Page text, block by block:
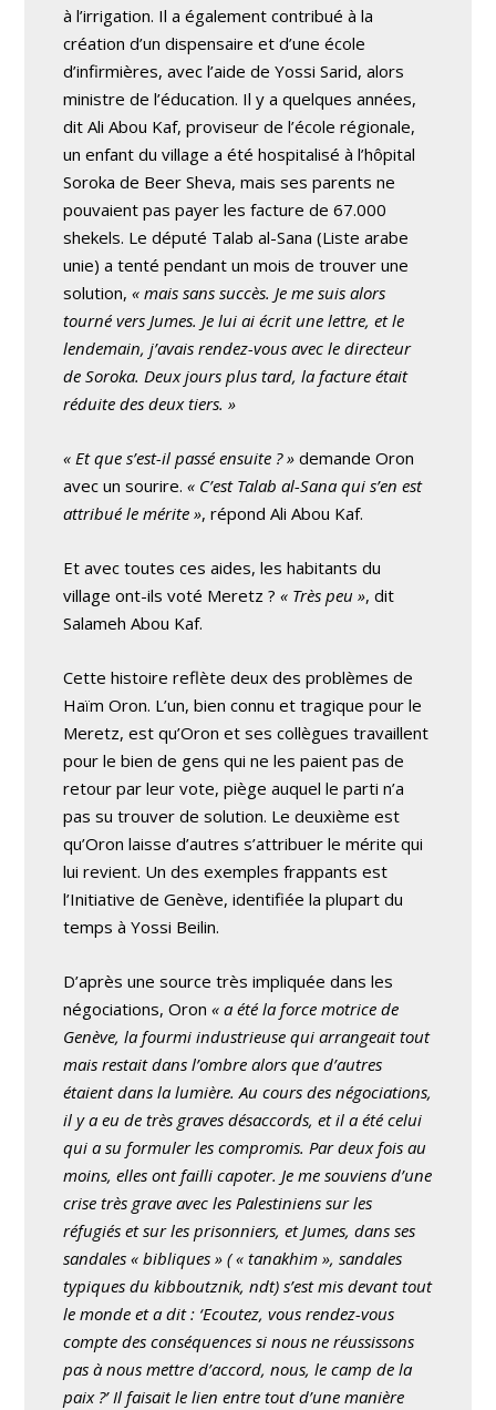
à l’irrigation. Il a également contribué à la
création d’un dispensaire et d’une école
d’infirmières, avec l’aide de Yossi Sarid, alors
ministre de l’éducation. Il y a quelques années,
dit Ali Abou Kaf, proviseur de l’école régionale,
un enfant du village a été hospitalisé à l’hôpital
Soroka de Beer Sheva, mais ses parents ne
pouvaient pas payer les facture de 67.000
shekels. Le député Talab al-Sana (Liste arabe
unie) a tenté pendant un mois de trouver une
solution,« mais sans succès. Je me suis alors
tourné vers Jumes. Je lui ai écrit une lettre, et le
lendemain, j’avais rendez-vous avec le directeur
de Soroka. Deux jours plus tard, la facture était
réduite des deux tiers. »
« Et que s’est-il passé ensuite ? » demande Oron
avec un sourire.« C’est Talab al-Sana qui s’en est
attribué le mérite », répond Ali Abou Kaf.
Et avec toutes ces aides, les habitants du
village ont-ils voté Meretz ?« Très peu », dit
Salameh Abou Kaf.
Cette histoire reflète deux des problèmes de
Haïm Oron. L’un, bien connu et tragique pour le
Meretz, est qu’Oron et ses collègues travaillent
pour le bien de gens qui ne les paient pas de
retour par leur vote, piège auquel le parti n’a
pas su trouver de solution. Le deuxième est
qu’Oron laisse d’autres s’attribuer le mérite qui
lui revient. Un des exemples frappants est
l’Initiative de Genève, identifiée la plupart du
temps à Yossi Beilin.
D’après une source très impliquée dans les
négociations, Oron« a été la force motrice de
Genève, la fourmi industrieuse qui arrangeait tout
mais restait dans l’ombre alors que d’autres
étaient dans la lumière. Au cours des négociations,
il y a eu de très graves désaccords, et il a été celui
qui a su formuler les compromis. Par deux fois au
moins, elles ont failli capoter. Je me souviens d’une
crise très grave avec les Palestiniens sur les
réfugiés et sur les prisonniers, et Jumes, dans ses
sandales « bibliques » ( « tanakhim », sandales
typiques du kibboutznik, ndt) s’est mis devant tout
le monde et a dit : ‘Ecoutez, vous rendez-vous
compte des conséquences si nous ne réussissons
pas à nous mettre d’accord, nous, le camp de la
paix ?’ Il faisait le lien entre tout d’une manière